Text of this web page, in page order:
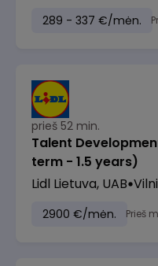
289 - 337 €/mėn.
prieš 52 min.
Talent
term - 1.5 years)
Lidl Lietuva, UAB
2900 €/mėn. Prieš